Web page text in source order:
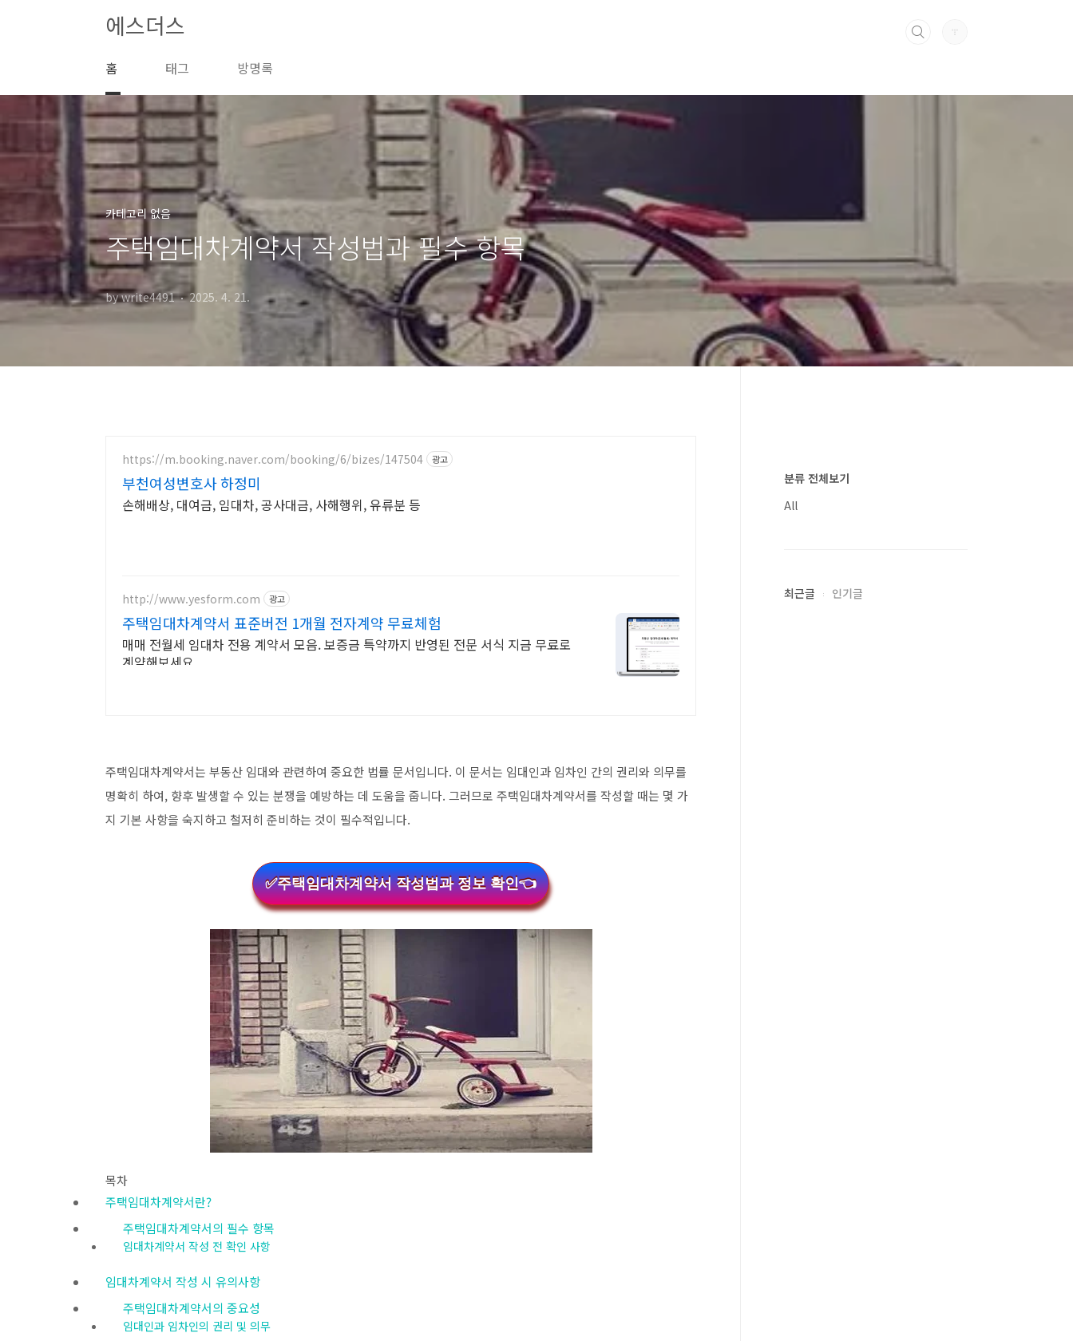
에스더스
홈 태그 방명록
카테고리 없음
주택임대차계약서 작성법과 필수 항목
by write4491 2025. 4. 21.
https://m.booking.naver.com/booking/6/bizes/147504 광고
부천여성변호사 하정미
손해배상, 대여금, 임대차, 공사대금, 사해행위, 유류분 등
http://www.yesform.com 광고
주택임대차계약서 표준버전 1개월 전자계약 무료체험
매매 전월세 임대차 전용 계약서 모음. 보증금 특약까지 반영된 전문 서식 지금 무료로
계약해보세요
주택임대차계약서는 부동산 임대와 관련하여 중요한 법률 문서입니다. 이 문서는 임대인과 임차인 간의 권리와 의무를
명확히 하여, 향후 발생할 수 있는 분쟁을 예방하는 데 도움을 줍니다. 그러므로 주택임대차계약서를 작성할 때는 몇 가
지 기본 사항을 숙지하고 철저히 준비하는 것이 필수적입니다.
✅주택임대차계약서 작성법과 정보 확인👈
목차
주택임대차계약서란?
주택임대차계약서의 필수 항목
임대차계약서 작성 전 확인 사항
임대차계약서 작성 시 유의사항
주택임대차계약서의 중요성
임대인과 임차인의 권리 및 의무
분류 전체보기
All
최근글 인기글